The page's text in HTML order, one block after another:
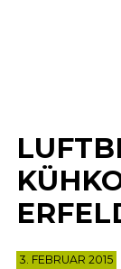
3. FEBRUAR 2015